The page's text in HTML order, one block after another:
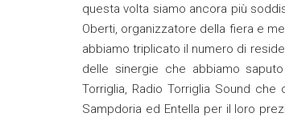
questa volta siamo ancora più
Oberti, organizzatore della fiera e
abbiamo triplicato il numero di
delle sinergie che abbiamo
Torriglia, Radio Torriglia Sound
Sampdoria ed Entella per il loro